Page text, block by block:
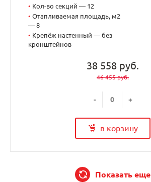
• Кол-во секций — 12
• Отапливаемая площадь, м2
— 8
• Крепёж настенный — без
кронштейнов
38 558 руб.
46 455 руб.
- +
в корзину
Показать еще